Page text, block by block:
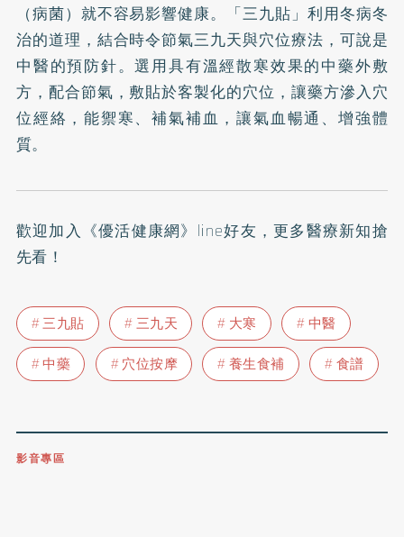
（病菌）就不容易影響健康。「三九貼」利用冬病冬
治的道理，結合時令節氣三九天與穴位療法，可說是
中醫的預防針。選用具有溫經散寒效果的中藥外敷
方，配合節氣，敷貼於客製化的穴位，讓藥方滲入穴
位經絡，能禦寒、補氣補血，讓氣血暢通、增強體
質。
歡迎加入 《優活健康網》line好友 ，更多醫療新知搶
先看！
三九貼 三九天 大寒
中醫
中藥
穴位按摩 養生食補 食譜
影音專區